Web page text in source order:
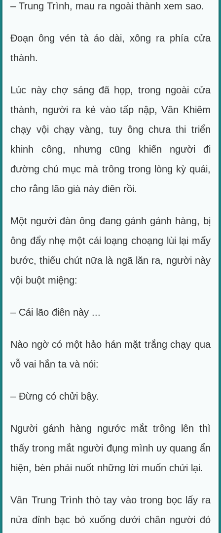
– Trung Trình, mau ra ngoài thành xem sao.
Đoạn ông vén tà áo dài, xông ra phía cửa
thành.
Lúc này chợ sáng đã họp, trong ngoài cửa
thành, người ra kẻ vào tấp nập, Vân Khiêm
chạy vội chạy vàng, tuy ông chưa thi triển
khinh công, nhưng cũng khiến người đi
đường chú mục mà trông trong lòng kỳ quái,
cho rằng lão già này điên rồi.
Một người đàn ông đang gánh gánh hàng, bị
ông đẩy nhẹ một cái loạng choạng lùi lại mấy
bước, thiếu chút nữa là ngã lăn ra, người này
vội buột miệng:
– Cái lão điên này ...
Nào ngờ có một hảo hán mặt trắng chạy qua
vỗ vai hắn ta và nói:
– Đừng có chửi bậy.
Người gánh hàng ngước mắt trông lên thì
thấy trong mắt người đụng mình uy quang ẩn
hiện, bèn phải nuốt những lời muốn chửi lại.
Vân Trung Trình thò tay vào trong bọc lấy ra
nửa đỉnh bạc bỏ xuống dưới chân người đó